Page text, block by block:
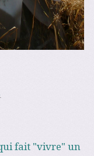
fait "vivre" un